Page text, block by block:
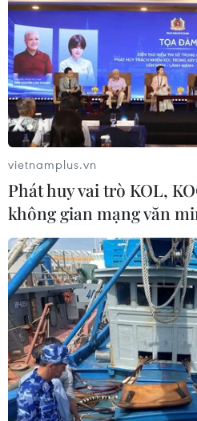
Libya: LNA bác bỏ kêu
Thổ Nhĩ Kỳ và Nga
10/01/2020 00:51
Trong tuyên bố, Tướng Haftar
kiến của Tổng thống Nga
khẳng định tiếp tục "những nỗ
chiến chống lại các nhóm
vietnamplus.vn
Phát huy vai trò KOL,
không gian mạng văn